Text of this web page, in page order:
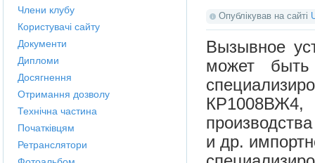
Опублікував на сайті
Вызывное
может
и др.
Члени клубу
Користувачі сайту
Документи
Дипломи
Досягнення
Отримання дозволу
Технічна частина
Початківцям
Ретранслятори